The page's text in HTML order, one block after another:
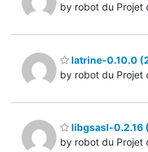
by robot du Projet
latrine-0.10.0
by robot du Projet
libgsasl-0.2.16
by robot du Projet